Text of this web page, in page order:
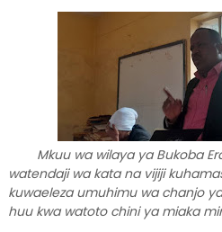
Mkuu wa wilaya ya Bukoba
watendaji wa kata na vijiji
kuwaeleza umuhimu wa chanjo
huu kwa watoto chini ya miaka